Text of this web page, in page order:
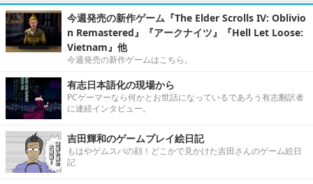
今週発売の新作ゲーム『The Elder Scrolls IV: Oblivio
n Remastered』『アークナイツ』『Hell Let Loose:
Vietnam』他
今週発売の新作ゲームはこちら。
有志日本語化の現場から
PCゲーマーなら何かとお世話になっているであろう有志翻訳者
に連続インタビュー。
吉田輝和のゲームプレイ絵日記
もはやゲムスパの顔！どこかで見かけた吉田さんのゲーム絵日
記